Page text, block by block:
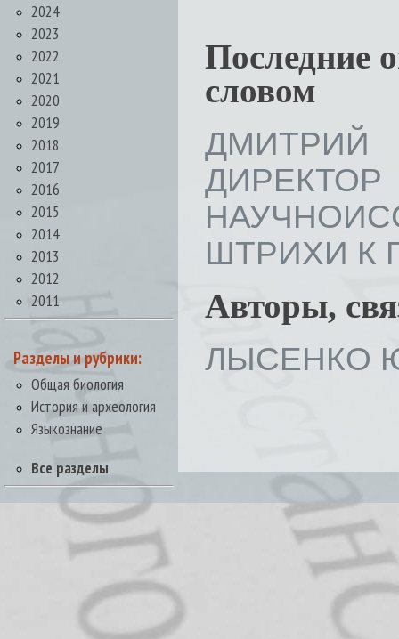
2024
2023
2022
2021
2020
2019
2018
2017
2016
2015
2014
2013
2012
2011
Разделы и рубрики:
Общая биология
История и археология
Языкознание
Все разделы
Последние
словом
ДМИТРИЙ
ШТРИХИ К
Авторы,
ЛЫСЕНКО